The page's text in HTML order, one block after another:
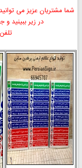
شما مشتریان عزیز می
در زیر ببینید
تلفن :